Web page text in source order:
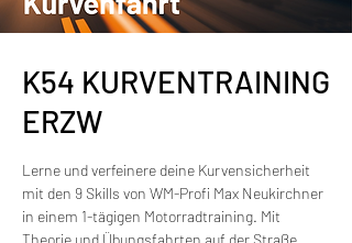
K54 KURVENTRAINING
ERZW
Lerne und verfeinere deine Kurvensicherheit
mit den 9 Skills von WM-Profi Max Neukirchner
in einem 1-tägigen Motorradtraining. Mit
Theorie und Übungsfahrten auf der Straße